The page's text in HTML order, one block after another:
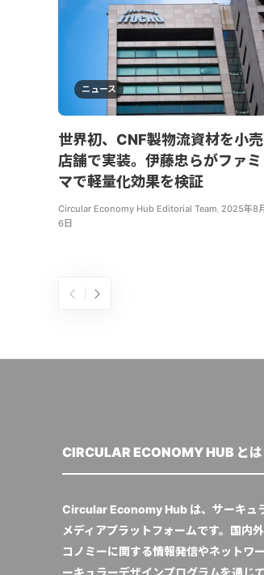
ニュース
世界初、CNF製物流資材を小売
店舗で実装。伊藤忠らがファミ
マで軽量化効果を検証
Circular Economy Hub Editorial Team, 2025年8月
6日
CIRCULAR ECONOMY HUB とは
Circular Economy Hub は、サーキュ
メディアプラットフォームです。国内
コノミーに関する情報発信やネットワ
ーキュラーデザインプログラムを通じ